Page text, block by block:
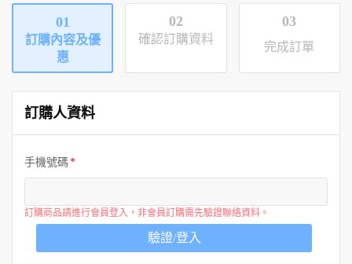
01
訂購內容及優
惠
02
確認訂購資料
03
完成訂單
訂購人資料
手機號碼
訂購商品請進行會員登入，非會員訂購需先驗證聯絡資料。
驗證/登入